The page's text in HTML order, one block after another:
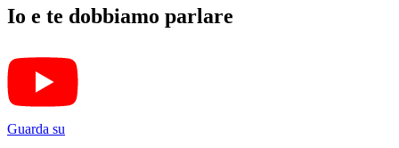
Io e te dobbiamo parlare
Guarda su